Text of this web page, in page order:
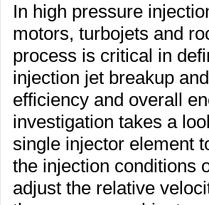
In high pressure
motors, turbojets and
process is critical in
injection jet breakup
efficiency and overall
investigation takes a
single injector element
the injection conditions
adjust the relative